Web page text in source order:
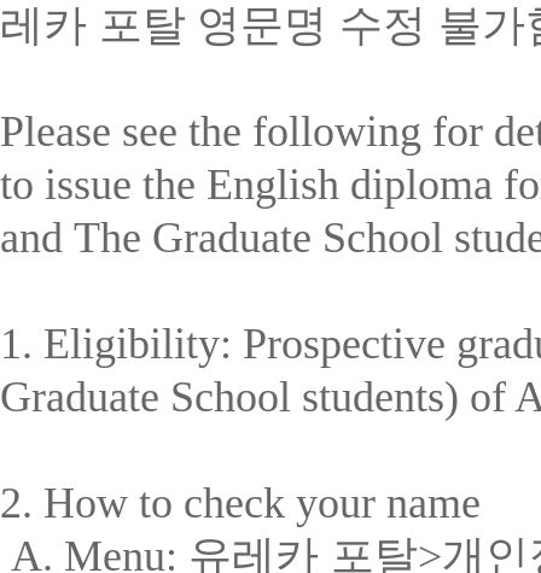
레카 포탈 영문명 수정 불가
Please see the following for
to issue the English diploma
and The Graduate School
1. Eligibility: Prospective
Graduate School students) of
2. How to check your name
A. Menu: 유레카 포탈>개인